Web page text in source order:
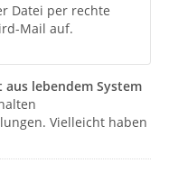
Datei per rechte
Mail auf.
lebendem System
Vielleicht haben